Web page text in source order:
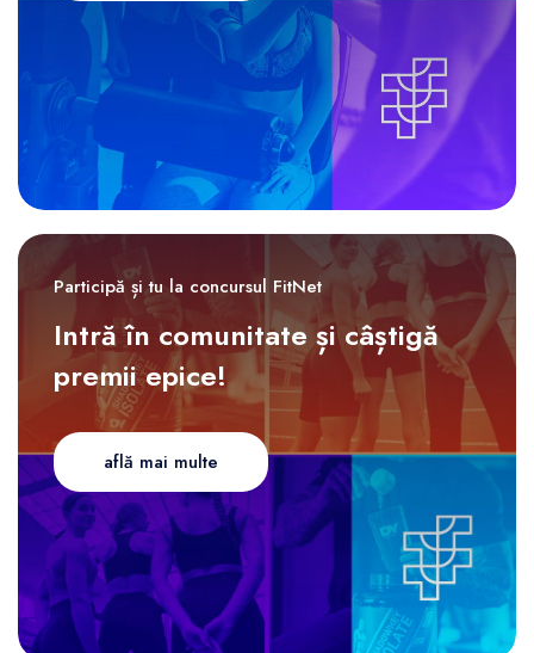
Participă și tu la concursul FitNet
Intră în comunitate și câștigă
premii epice!
află mai multe